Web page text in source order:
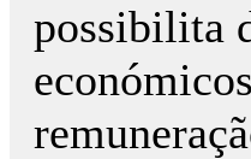
possibilita